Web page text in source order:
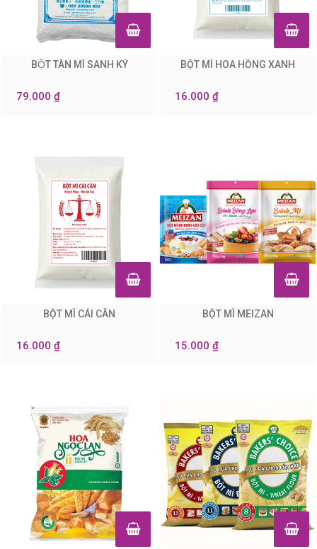
BỘT TÀN MÌ SANH KÝ
79.000 ₫
BỘT MÌ HOA HỒNG XANH
16.000 ₫
BỘT MÌ CÁI CÂN
16.000 ₫
BỘT MÌ MEIZAN
15.000 ₫